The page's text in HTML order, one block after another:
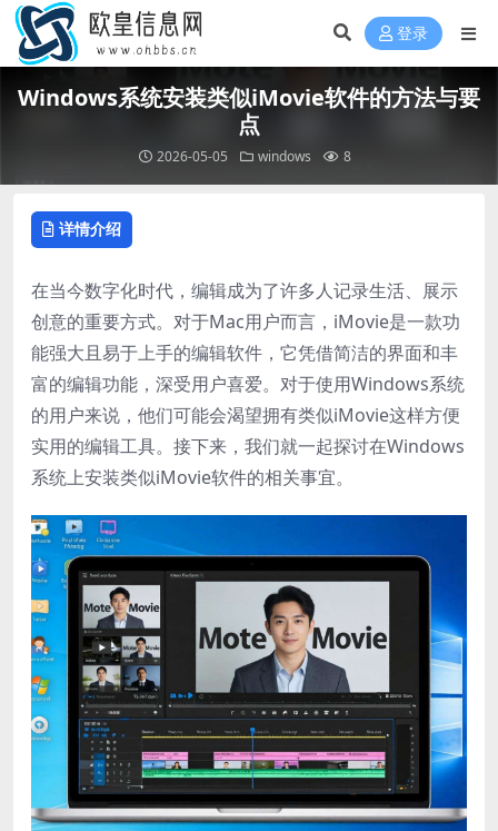
登录
Windows系统安装类似iMovie软件的方法与要
点
2026-05-05 windows 8
详情介绍
在当今数字化时代，编辑成为了许多人记录生活、展示
创意的重要方式。对于Mac用户而言，iMovie是一款功
能强大且易于上手的编辑软件，它凭借简洁的界面和丰
富的编辑功能，深受用户喜爱。对于使用Windows系统
的用户来说，他们可能会渴望拥有类似iMovie这样方便
实用的编辑工具。接下来，我们就一起探讨在Windows
系统上安装类似iMovie软件的相关事宜。